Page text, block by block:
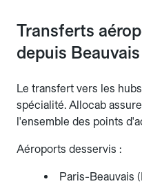
Transferts
depuis
Le transfert vers les
spécialité. Allocab
l'ensemble des points
Aéroports desservis :
Paris-Beauvais